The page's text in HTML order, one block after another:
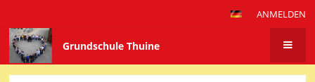
ANMELDEN
Grundschule Thuine